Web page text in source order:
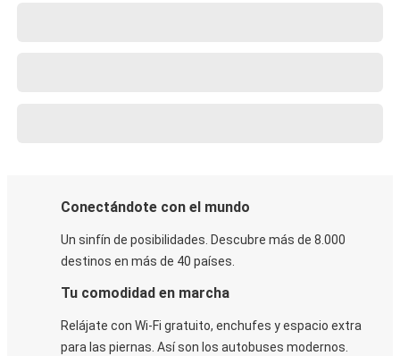
Conectándote con el mundo
Un sinfín de posibilidades. Descubre más de 8.000
destinos en más de 40 países.
Tu comodidad en marcha
Relájate con Wi-Fi gratuito, enchufes y espacio extra
para las piernas. Así son los autobuses modernos.